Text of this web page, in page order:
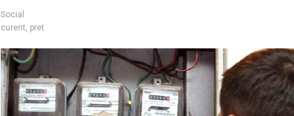
Social
curent pret